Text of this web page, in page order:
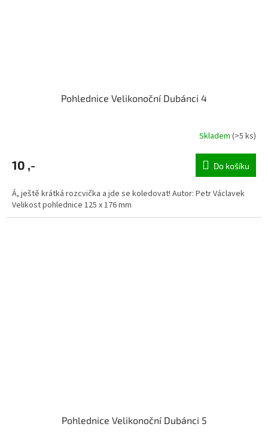
Pohlednice Velikonoční Dubánci 4
Skladem (>5 ks)
10 ,- Do košíku
Á, ještě krátká rozcvička a jde se koledovat! Autor: Petr Václavek
Velikost pohlednice 125 x 176 mm
Pohlednice Velikonoční Dubánci 5